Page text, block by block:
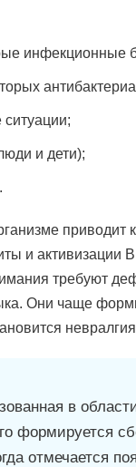
инфекционные
и дети);
приводит
и активизации
требуют
Они чаще
в
формируется
отмечается